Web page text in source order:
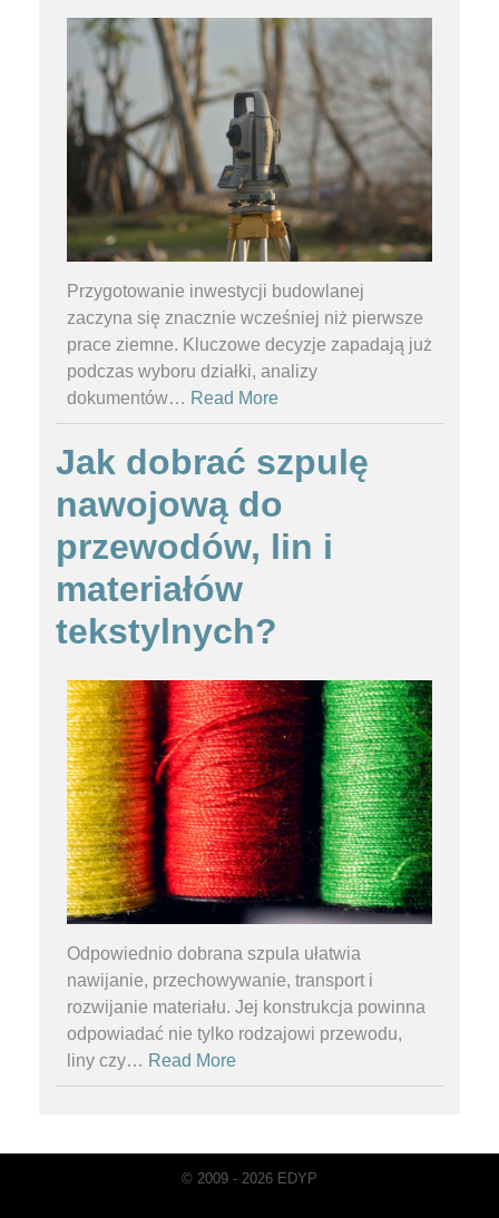
Przygotowanie inwestycji budowlanej
zaczyna się znacznie wcześniej niż pierwsze
prace ziemne. Kluczowe decyzje zapadają już
podczas wyboru działki, analizy
dokumentów… Read More
Jak dobrać szpulę
nawojową do
przewodów, lin i
materiałów
tekstylnych?
Odpowiednio dobrana szpula ułatwia
nawijanie, przechowywanie, transport i
rozwijanie materiału. Jej konstrukcja powinna
odpowiadać nie tylko rodzajowi przewodu,
liny czy… Read More
© 2009 - 2026 EDYP